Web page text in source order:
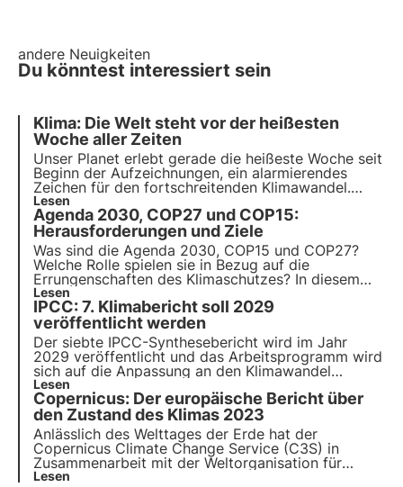
andere Neuigkeiten
Du könntest interessiert sein
Klima: Die Welt steht vor der heißesten
Woche aller Zeiten
Unser Planet erlebt gerade die heißeste Woche seit
Beginn der Aufzeichnungen, ein alarmierendes
Zeichen für den fortschreitenden Klimawandel.
Erfahren Sie, welche Folgen das für die biologische
Vielfalt hat und welche Maßnahmen wir ergreifen
müssen, um sie angesichts des Klimawandels zu
erhalten.
Lesen
Agenda 2030, COP27 und COP15:
Herausforderungen und Ziele
Was sind die Agenda 2030, COP15 und COP27?
Welche Rolle spielen sie in Bezug auf die
Errungenschaften des Klimaschutzes? In diesem
Artikel erfahren Sie die wichtigsten Maßnahmen,
die zur Bewältigung der globalen Umweltprobleme
ergriffen wurden. Erfahren Sie mehr mit den Pills
from the Oasis, der digitalen Akademie von 3Bee.
Lesen
IPCC: 7. Klimabericht soll 2029
veröffentlicht werden
Der siebte IPCC-Synthesebericht wird im Jahr
2029 veröffentlicht und das Arbeitsprogramm wird
sich auf die Anpassung an den Klimawandel
konzentrieren. Erfahren Sie in diesem Artikel mehr
über die Herausforderungen und Ziele des IPCC
und wie der siebte IPCC-Klimabericht aufgebaut
sein wird.
Lesen
Copernicus: Der europäische Bericht über
den Zustand des Klimas 2023
Anlässlich des Welttages der Erde hat der
Copernicus Climate Change Service (C3S) in
Zusammenarbeit mit der Weltorganisation für
Meteorologie (WMO) den Bericht European State
Lesen